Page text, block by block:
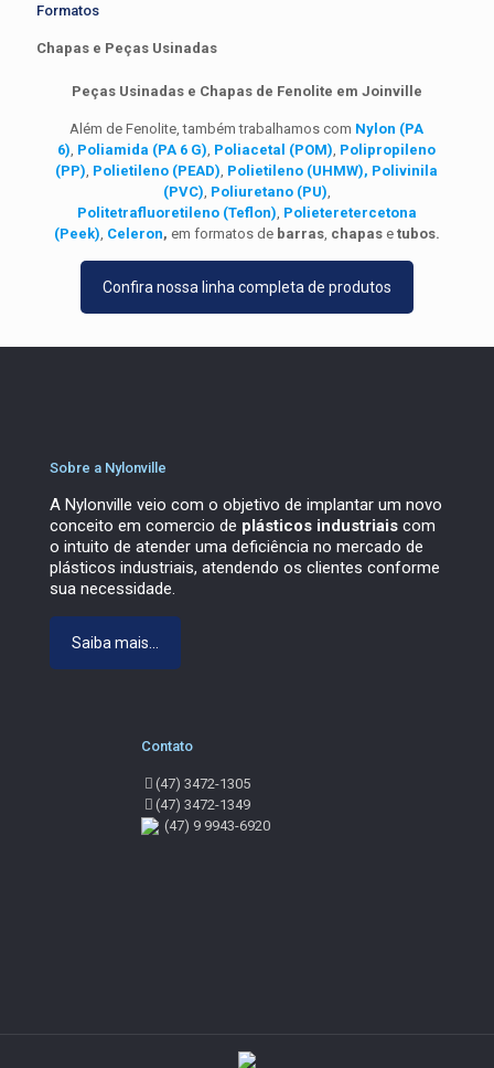
Formatos
Chapas e Peças Usinadas
Peças Usinadas e Chapas de Fenolite em Joinville
Além de Fenolite, também trabalhamos com Nylon (PA
6) Poliamida (PA 6 G) Poliacetal (POM) Polipropileno
(PP) Polietileno (PEAD) Polietileno (UHMW), Polivinila
(PVC) Poliuretano (PU)
Politetrafluoretileno (Teflon) Polieteretercetona
(Peek) Celeron, em formatos de barras, chapase tubos.
Confira nossa linha completa de produtos
Sobre a Nylonville
A Nylonville veio com o objetivo de implantar um novo
conceito em comercio de plásticos industriais com
o intuito de atender uma deficiência no mercado de
plásticos industriais, atendendo os clientes conforme
sua necessidade.
Saiba mais...
Contato
(47) 3472-1305
(47) 3472-1349
(47) 9 9943-6920